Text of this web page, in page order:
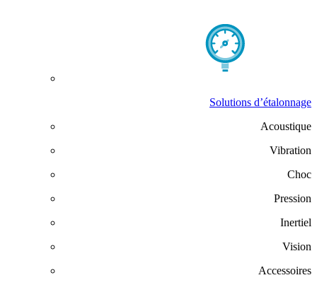
Solutions d’étalonnage
Acoustique
Vibration
Choc
Pression
Inertiel
Vision
Accessoires